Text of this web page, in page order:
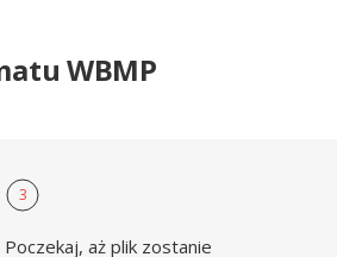
WBMP
3
Poczekaj, aż plik zostanie